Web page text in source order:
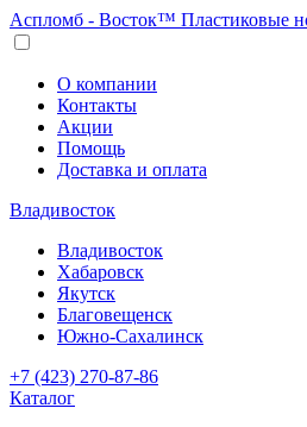
Аспломб - Восток™ Пластиковые
О компании
Контакты
Акции
Помощь
Доставка и оплата
Владивосток
Владивосток
Хабаровск
Якутск
Благовещенск
Южно-Сахалинск
+7 (423) 270-87-86
Каталог